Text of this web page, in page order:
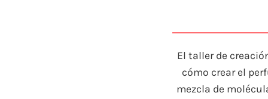
El taller de
cómo crear el
mezcla de